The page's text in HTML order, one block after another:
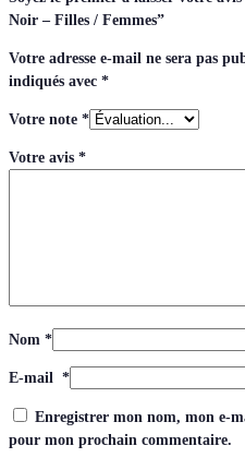
Noir – Filles / Femmes”
Votre adresse e-mail ne sera pas
indiqués avec *
Votre note *
Votre avis *
Nom *
E-mail *
Enregistrer mon nom, mon e-
pour mon prochain commentaire.